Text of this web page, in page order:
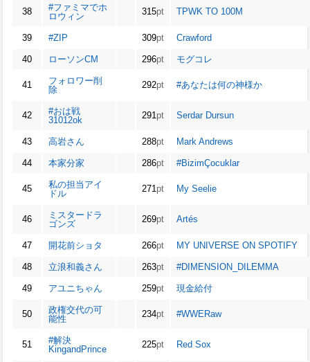
38
#ファミマでホ
ロウィン
315pt TPWK TO 100M
39 #ZIP 309pt Crawford
40 ローソンCM 296pt モグコレ
41
フォロワー削
除
292pt #あなたは何の神様か
42
#おは戦
31012ok
291 pt Serdar Dursun
43 高岩さん 288pt Mark Andrews
44 本家分家 286pt #BizimÇocuklar
45
私の担当アイ
ドル
271 pt My Seelie
46
ミスタードラ
ゴンズ
269pt Artés
47 開花前ショタ 266pt MY UNIVERSE ON SPOTIFY
48 立浪和義さん 263pt #DIMENSION_DILEMMA
49 アユニちゃん 259pt 現金給付
50
政権交代の可
能性
234pt #WWERaw
51
#解決
KingandPrince
225pt Red Sox